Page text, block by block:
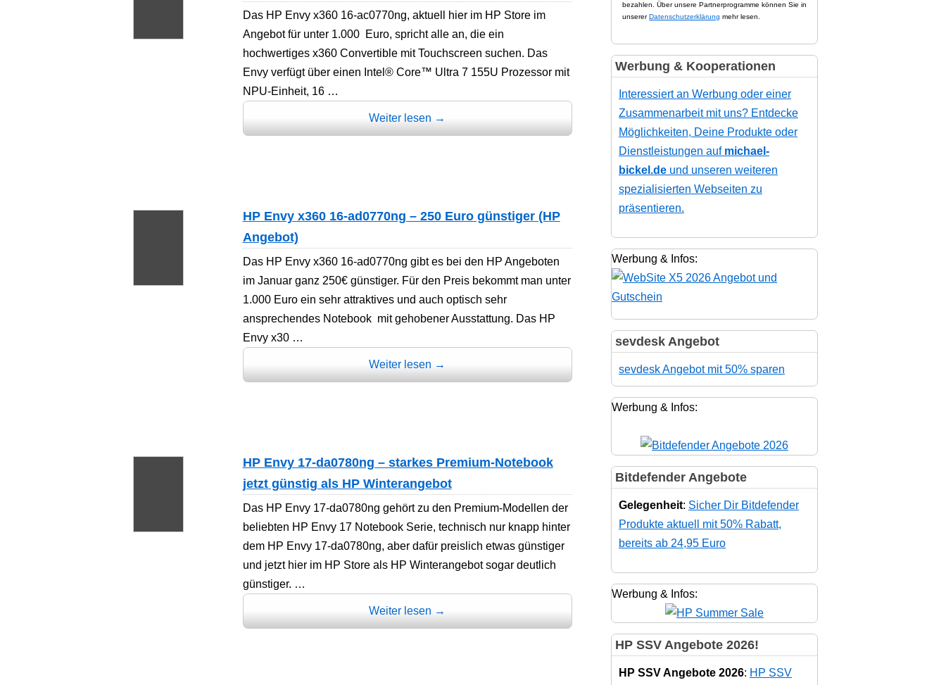
Das HP Envy x360 16-ac0770ng, aktuell hier im HP Store im
Angebot für unter 1.000 Euro, spricht alle an, die ein
hochwertiges x360 Convertible mit Touchscreen suchen. Das
Envy verfügt über einen Intel® Core™ Ultra 7 155U Prozessor mit
NPU-Einheit, 16 …
Weiter lesen →
HP Envy x360 16-ad0770ng – 250 Euro günstiger (HP
Angebot)
Das HP Envy x360 16-ad0770ng gibt es bei den HP Angeboten
im Januar ganz 250€ günstiger. Für den Preis bekommt man unter
1.000 Euro ein sehr attraktives und auch optisch sehr
ansprechendes Notebook mit gehobener Ausstattung. Das HP
Envy x30 …
Weiter lesen →
HP Envy 17-da0780ng – starkes Premium-Notebook
jetzt günstig als HP Winterangebot
Das HP Envy 17-da0780ng gehört zu den Premium-Modellen der
beliebten HP Envy 17 Notebook Serie, technisch nur knapp hinter
dem HP Envy 17-da0780ng, aber dafür preislich etwas günstiger
und jetzt hier im HP Store als HP Winterangebot sogar deutlich
günstiger. …
Weiter lesen →
bezahlen. Über unsere Partnerprogramme können Sie in
unsererDatenschutzerklärung mehr lesen.
Werbung & Kooperationen
Interessiert an Werbung oder einer
Zusammenarbeit mit uns? Entdecke
Möglichkeiten, Deine Produkte oder
Dienstleistungen auf michael-
bickel.de und unseren weiteren
spezialisierten Webseiten zu
präsentieren.
Werbung & Infos:
sevdesk Angebot
sevdesk Angebot mit 50% sparen
Werbung & Infos:
Bitdefender Angebote
Gelegenheit: Sicher Dir Bitdefender
Produkte aktuell mit 50% Rabatt,
bereits ab 24,95 Euro
Werbung & Infos:
HP SSV Angebote 2026!
HP SSV Angebote 2026: HP SSV